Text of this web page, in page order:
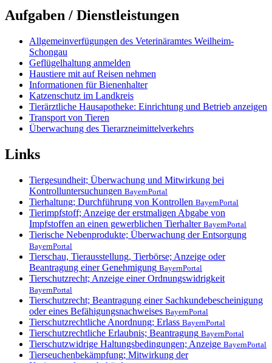
Aufgaben / Dienstleistungen
Allgemeinverfügungen des Veterinäramtes Weilheim-
Schongau
Geflügelhaltung anmelden
Haustiere mit auf Reisen nehmen
Informationen für Bienenhalter
Katzenschutz im Landkreis
Tierärztliche Hausapotheke: Einrichtung und Betrieb anzeigen
Transport von Tieren
Überwachung des Tierarzneimittelverkehrs
Links
Tiergesundheit; Überwachung und Mitwirkung bei
Kontrolluntersuchungen BayernPortal
Tierhaltung; Durchführung von Kontrollen BayernPortal
Tierimpfstoff; Anzeige der erstmaligen Abgabe von
Impfstoffen an einen gewerblichen Tierhalter BayernPortal
Tierische Nebenprodukte; Überwachung der Entsorgung
BayernPortal
Tierschau, Tierausstellung, Tierbörse; Anzeige oder
Beantragung einer Genehmigung BayernPortal
Tierschutzrecht; Anzeige einer Ordnungswidrigkeit
BayernPortal
Tierschutzrecht; Beantragung einer Sachkundebescheinigung
oder eines Befähigungsnachweises BayernPortal
Tierschutzrechtliche Anordnung; Erlass BayernPortal
Tierschutzrechtliche Erlaubnis; Beantragung BayernPortal
Tierschutzwidrige Haltungsbedingungen; Anzeige BayernPortal
Tierseuchenbekämpfung; Mitwirkung der